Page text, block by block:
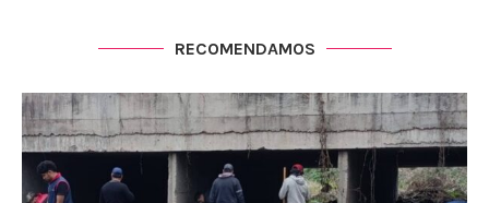
RECOMENDAMOS